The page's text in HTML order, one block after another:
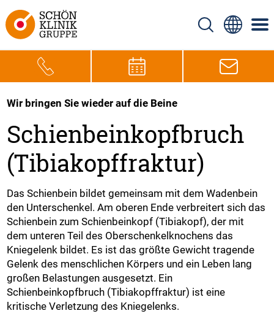
Wir bringen Sie wieder auf die Beine
Schienbeinkopfbruch
(Tibiakopffraktur)
Das Schienbein bildet gemeinsam mit dem Wadenbein
den Unterschenkel. Am oberen Ende verbreitert sich das
Schienbein zum Schienbeinkopf (Tibiakopf), der mit
dem unteren Teil des Oberschenkelknochens das
Kniegelenk bildet. Es ist das größte Gewicht tragende
Gelenk des menschlichen Körpers und ein Leben lang
großen Belastungen ausgesetzt. Ein
Schienbeinkopfbruch (Tibiakopffraktur) ist eine
kritische Verletzung des Kniegelenks.